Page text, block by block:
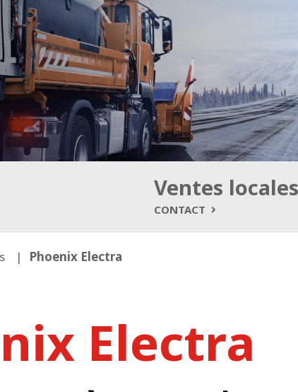
Ventes locales
CONTACT
Phoenix Electra
Electra